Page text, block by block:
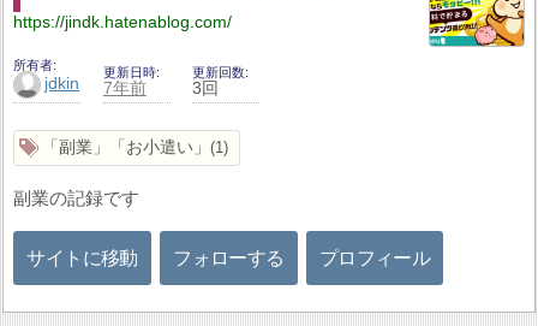
https://jindk.hatenablog.com/
所有者
jdkin
更新日時
7年前
更新回数
3回
「副業」「お小遣い」 1
副業の記録です
サイトに移動 フォローする プロフィール